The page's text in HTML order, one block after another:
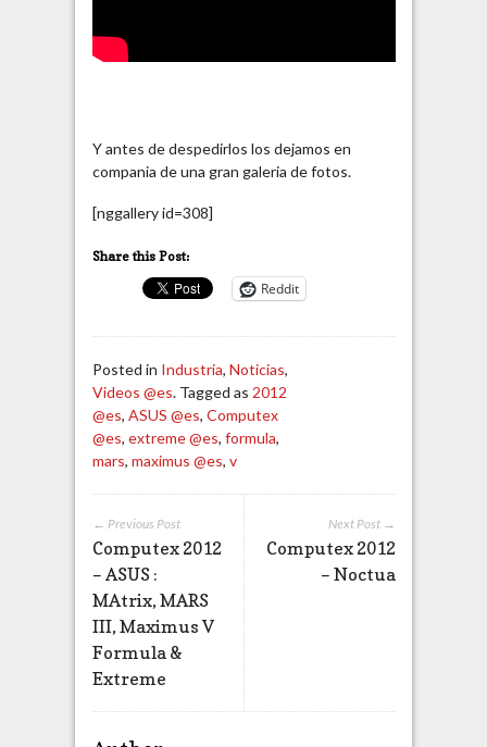
Y antes de despedirlos los dejamos en
compania de una gran galeria de fotos.
[nggallery id=308]
Share this Post:
Reddit
Posted in Industria, Noticias,
Videos @es. Tagged as 2012
@es, ASUS @es, Computex
@es, extreme @es, formula,
mars, maximus @es, v
Next Post →
Computex 2012
– Noctua
← Previous Post
Computex 2012
– ASUS :
MAtrix, MARS
III, Maximus V
Formula &
Extreme